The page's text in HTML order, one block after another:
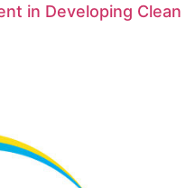
in Developing Clean